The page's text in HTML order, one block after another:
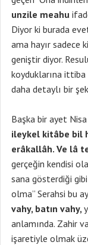
unzile meahu
Diyor ki burada
ama hayır sadece
geniştir diyor.
koyduklarına ittiba
daha detaylı bir
Başka bir ayet
ileykel kitâbe bil
erâkallâh. Ve lâ
gerçeğin kendisi
sana gösterdiği
olma” Serahsi bu
vahy, batın vahy,
anlamında. Zahir
işaretiyle olmak